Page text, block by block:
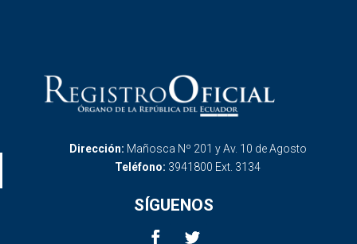
Dirección: Mañosca Nº 201 y Av. 10 de Agosto
Teléfono: 3941800 Ext. 3134
SÍGUENOS